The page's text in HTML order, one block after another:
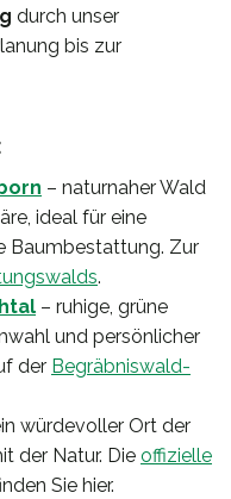
durch unser
bis zur
– naturnaher Wald
ideal für eine
Baumbestattung. Zur
.
– ruhige, grüne
und persönlicher
der Begräbniswald-
würdevoller Ort der
der Natur. Die offizielle
Sie hier.